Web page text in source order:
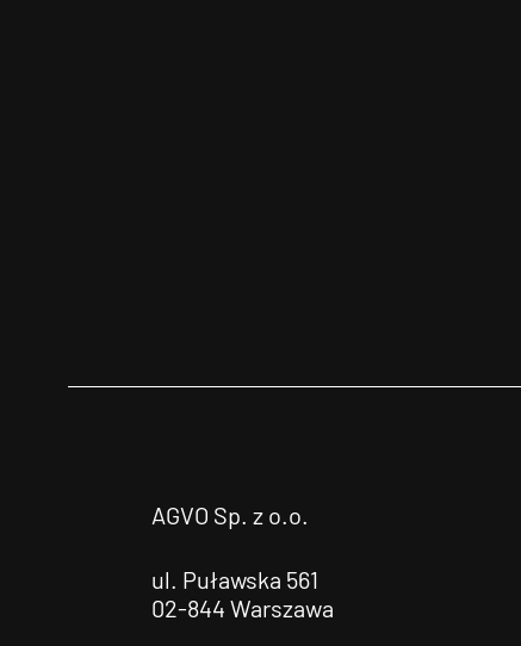
AGVO Sp. z o.o.
ul. Puławska 561
02-844 Warszawa